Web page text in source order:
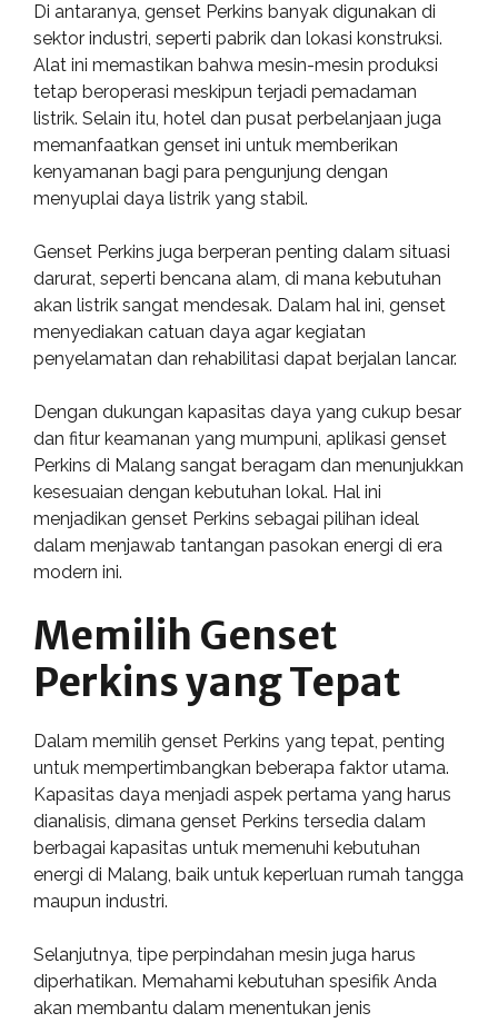
Di antaranya, genset Perkins banyak digunakan di
sektor industri, seperti pabrik dan lokasi konstruksi.
Alat ini memastikan bahwa mesin-mesin produksi
tetap beroperasi meskipun terjadi pemadaman
listrik. Selain itu, hotel dan pusat perbelanjaan juga
memanfaatkan genset ini untuk memberikan
kenyamanan bagi para pengunjung dengan
menyuplai daya listrik yang stabil.
Genset Perkins juga berperan penting dalam situasi
darurat, seperti bencana alam, di mana kebutuhan
akan listrik sangat mendesak. Dalam hal ini, genset
menyediakan catuan daya agar kegiatan
penyelamatan dan rehabilitasi dapat berjalan lancar.
Dengan dukungan kapasitas daya yang cukup besar
dan fitur keamanan yang mumpuni, aplikasi genset
Perkins di Malang sangat beragam dan menunjukkan
kesesuaian dengan kebutuhan lokal. Hal ini
menjadikan genset Perkins sebagai pilihan ideal
dalam menjawab tantangan pasokan energi di era
modern ini.
Memilih Genset
Perkins yang Tepat
Dalam memilih genset Perkins yang tepat, penting
untuk mempertimbangkan beberapa faktor utama.
Kapasitas daya menjadi aspek pertama yang harus
dianalisis, dimana genset Perkins tersedia dalam
berbagai kapasitas untuk memenuhi kebutuhan
energi di Malang, baik untuk keperluan rumah tangga
maupun industri.
Selanjutnya, tipe perpindahan mesin juga harus
diperhatikan. Memahami kebutuhan spesifik Anda
akan membantu dalam menentukan jenis